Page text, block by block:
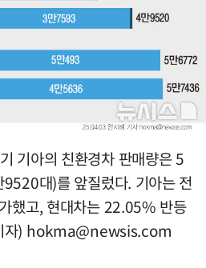
기아의 친환경차 판매량은 5
대)를 앞질렀다. 기아는 전
했고, 현대차는 22.05% 반등
) hokma@newsis.com